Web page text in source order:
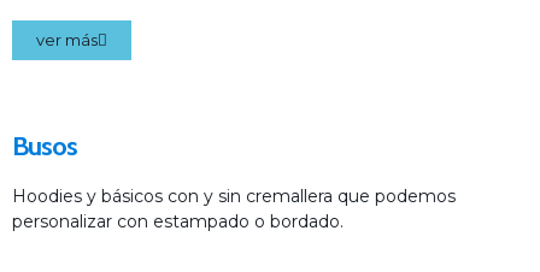
ver más
Busos
Hoodies y básicos con y sin cremallera que podemos
personalizar con estampado o bordado.